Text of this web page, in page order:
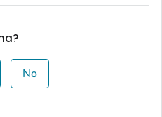
No